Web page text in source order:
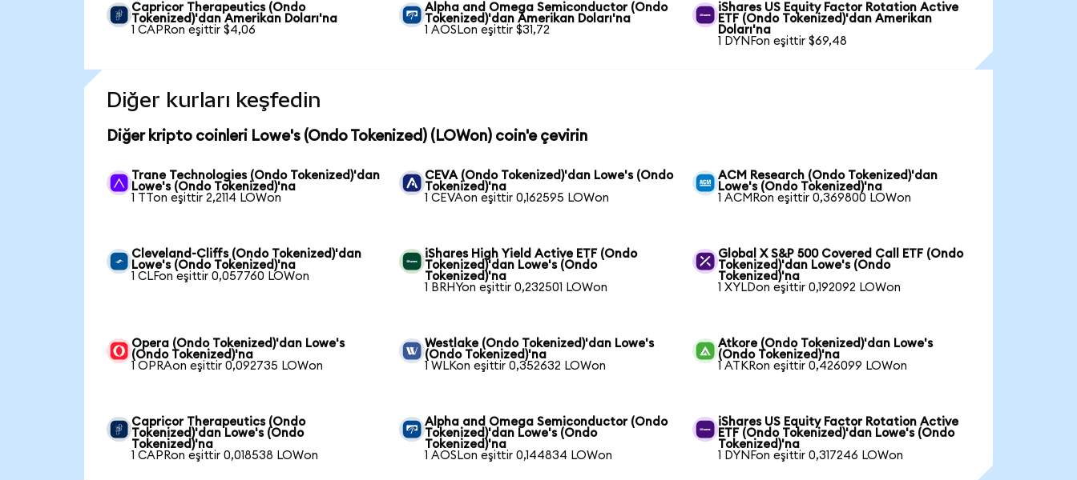
Capricor Therapeutics (Ondo
Tokenized)'dan Amerikan Doları'na
1 CAPRon eşittir $4,06
Alpha and Omega Semiconductor (Ondo
Tokenized)'dan Amerikan Doları'na
1 AOSLon eşittir $31,72
iShares US Equity Factor Rotation Active
ETF (Ondo Tokenized)'dan Amerikan
Doları'na
1 DYNFon eşittir $69,48
Diğer kurları keşfedin
Diğer kripto coinleri Lowe's (Ondo Tokenized) (LOWon) coin'e çevirin
Trane Technologies (Ondo Tokenized)'dan
Lowe's (Ondo Tokenized)'na
1 TTon eşittir 2,2114 LOWon
CEVA (Ondo Tokenized)'dan Lowe's (Ondo
Tokenized)'na
1 CEVAon eşittir 0,162595 LOWon
ACM Research (Ondo Tokenized)'dan
Lowe's (Ondo Tokenized)'na
1 ACMRon eşittir 0,369800 LOWon
Cleveland-Cliffs (Ondo Tokenized)'dan
Lowe's (Ondo Tokenized)'na
1 CLFon eşittir 0,057760 LOWon
iShares High Yield Active ETF (Ondo
Tokenized)'dan Lowe's (Ondo
Tokenized)'na
1 BRHYon eşittir 0,232501 LOWon
Global X S&P 500 Covered Call ETF (Ondo
Tokenized)'dan Lowe's (Ondo
Tokenized)'na
1 XYLDon eşittir 0,192092 LOWon
Opera (Ondo Tokenized)'dan Lowe's
(Ondo Tokenized)'na
1 OPRAon eşittir 0,092735 LOWon
Westlake (Ondo Tokenized)'dan Lowe's
(Ondo Tokenized)'na
1 WLKon eşittir 0,352632 LOWon
Atkore (Ondo Tokenized)'dan Lowe's
(Ondo Tokenized)'na
1 ATKRon eşittir 0,426099 LOWon
Capricor Therapeutics (Ondo
Tokenized)'dan Lowe's (Ondo
Tokenized)'na
1 CAPRon eşittir 0,018538 LOWon
Alpha and Omega Semiconductor (Ondo
Tokenized)'dan Lowe's (Ondo
Tokenized)'na
1 AOSLon eşittir 0,144834 LOWon
iShares US Equity Factor Rotation Active
ETF (Ondo Tokenized)'dan Lowe's (Ondo
Tokenized)'na
1 DYNFon eşittir 0,317246 LOWon